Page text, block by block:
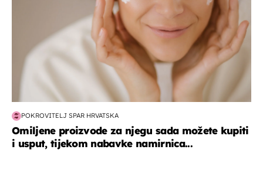
POKROVITELJ SPAR HRVATSKA
Omiljene proizvode za njegu sada možete kupiti
i usput, tijekom nabavke namirnica...